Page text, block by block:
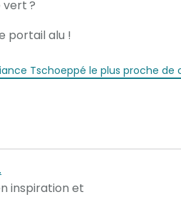
vert ?
portail alu !
Tschoeppé le plus proche
inspiration et